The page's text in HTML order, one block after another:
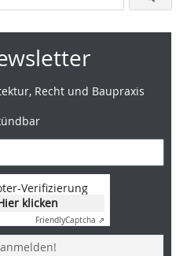
Recht und Baupraxis
Verifizierung
klicken
FriendlyCaptcha ⇗